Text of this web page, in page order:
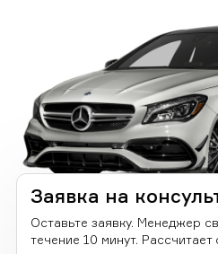
Заявка на
Оставьте заявку. Менеджер
течение 10 минут.